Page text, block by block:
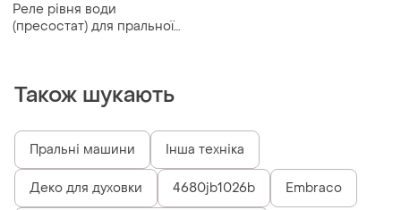
Реле рівня води
(пресостат) для пральної
Також шукають
Пральні машини Інша техніка
Деко для духовки 4680jb1026b Embraco